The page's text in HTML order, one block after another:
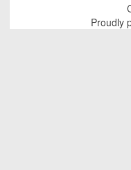
Proudly